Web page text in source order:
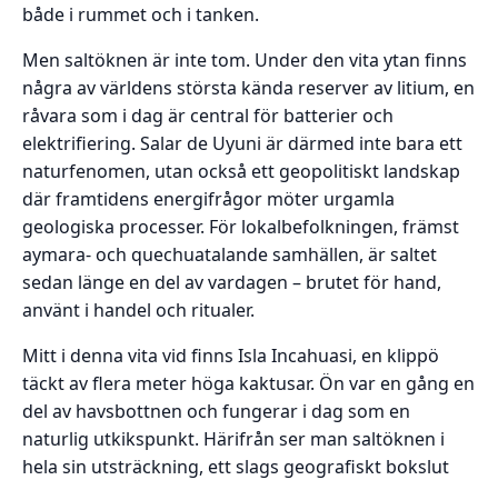
både i rummet och i tanken.
Men saltöknen är inte tom. Under den vita ytan finns
några av världens största kända reserver av litium, en
råvara som i dag är central för batterier och
elektrifiering. Salar de Uyuni är därmed inte bara ett
naturfenomen, utan också ett geopolitiskt landskap
där framtidens energifrågor möter urgamla
geologiska processer. För lokalbefolkningen, främst
aymara- och quechuatalande samhällen, är saltet
sedan länge en del av vardagen – brutet för hand,
använt i handel och ritualer.
Mitt i denna vita vid finns Isla Incahuasi, en klippö
täckt av flera meter höga kaktusar. Ön var en gång en
del av havsbottnen och fungerar i dag som en
naturlig utkikspunkt. Härifrån ser man saltöknen i
hela sin utsträckning, ett slags geografiskt bokslut